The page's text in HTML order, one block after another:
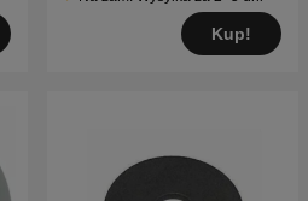
Kup!